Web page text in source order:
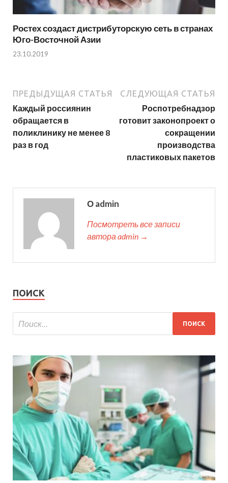
Ростех создаст дистрибуторскую сеть в странах
Юго-Восточной Азии
23.10.2019
ПРЕДЫДУЩАЯ СТАТЬЯ
Каждый россиянин
обращается в
поликлинику не менее 8
раз в год
СЛЕДУЮЩАЯ СТАТЬЯ
Роспотребнадзор
готовит законопроект о
сокращении
производства
пластиковых пакетов
О admin
Посмотреть все записи
автора admin →
ПОИСК